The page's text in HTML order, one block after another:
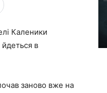
Каленики
в
заново вже на